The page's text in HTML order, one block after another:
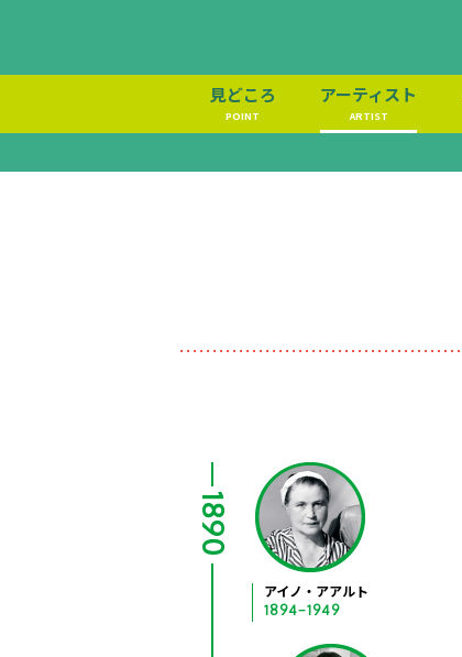
見どころ
POINT
アーティスト
ARTIST
1890
アイノ・アアルト
1894−1949